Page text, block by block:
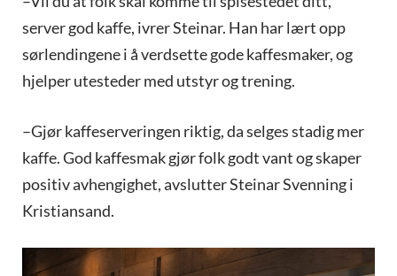
server god kaffe, ivrer Steinar. Han har lært opp
sørlendingene i å verdsette gode kaffesmaker, og
hjelper utesteder med utstyr og trening.
–Gjør kaffeserveringen riktig, da selges stadig mer
kaffe. God kaffesmak gjør folk godt vant og skaper
positiv avhengighet, avslutter Steinar Svenning i
Kristiansand.